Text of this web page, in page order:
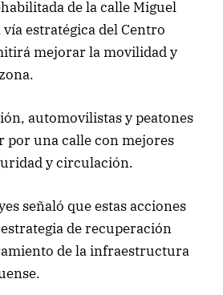
de la calle Miguel
estratégica del Centro
mejorar la movilidad y
automovilistas y peatones
por una calle con mejores
y circulación.
señaló que estas acciones
de recuperación
de la infraestructura